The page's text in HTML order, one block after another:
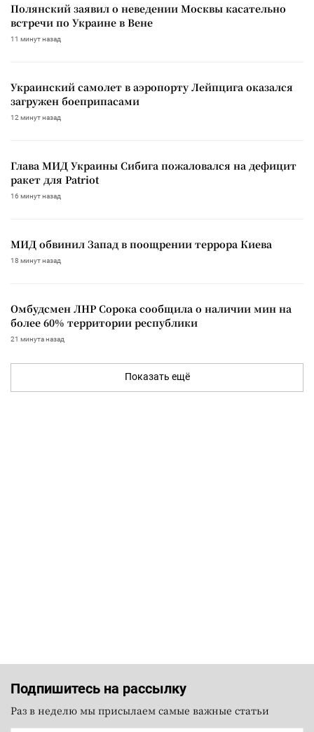
Полянский заявил о неведении Москвы касательно
встречи по Украине в Вене
11 минут назад
Украинский самолет в аэропорту Лейпцига оказался
загружен боеприпасами
12 минут назад
Глава МИД Украины Сибига пожаловался на дефицит
ракет для Patriot
16 минут назад
МИД обвинил Запад в поощрении террора Киева
18 минут назад
Омбудсмен ЛНР Сорока сообщила о наличии мин на
более 60% территории республики
21 минута назад
Показать ещё
Подпишитесь на рассылку
Раз в неделю мы присылаем самые важные статьи